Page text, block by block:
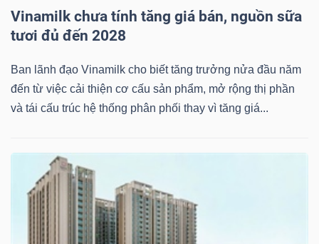
Vinamilk chưa tính tăng giá bán, nguồn sữa
tươi đủ đến 2028
Ban lãnh đạo Vinamilk cho biết tăng trưởng nửa đầu năm
đến từ việc cải thiện cơ cấu sản phẩm, mở rộng thị phần
và tái cấu trúc hệ thống phân phối thay vì tăng giá...